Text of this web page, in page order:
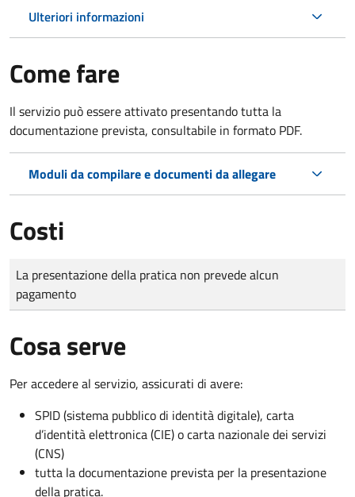
Ulteriori informazioni
Come fare
Il servizio può essere attivato presentando tutta la
documentazione prevista, consultabile in formato PDF.
Moduli da compilare e documenti da allegare
Costi
Tipo di pagamento
Importo
La presentazione della pratica non prevede alcun
pagamento
Cosa serve
Per accedere al servizio, assicurati di avere:
SPID (sistema pubblico di identità digitale), carta
d’identità elettronica (CIE) o carta nazionale dei servizi
(CNS)
tutta la documentazione prevista per la presentazione
della pratica.